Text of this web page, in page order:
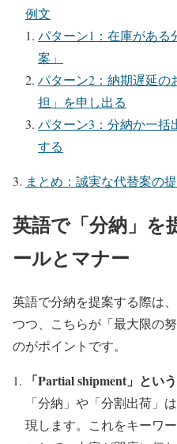
例文
パターン1：在庫がある
案」
パターン2：納期遅延の
担」を申し出る
パターン3：分納か一括
する
まとめ：誠実な代替案の
英語で「分納」を
ールとマナー
英語で分納を提案する際は
つつ、こちらが「最大限の
のがポイントです。
「Partial shipment」とい
「分納」や「分割出荷」
現します。これをキーワ